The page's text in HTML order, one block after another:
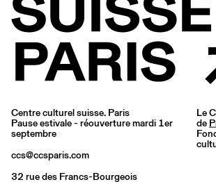
Centre culturel suisse. Paris
Pause estivale - réouverture mardi 1er
septembre
ccs@ccsparis.com
32 rue des Francs-Bourgeois
Le
de